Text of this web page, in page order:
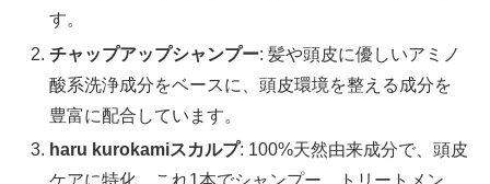
す。
チャップアップシャンプー: 髪や頭皮に優しいアミノ
酸系洗浄成分をベースに、頭皮環境を整える成分を
豊富に配合しています。
haru kurokamiスカルプ: 100%天然由来成分で、頭皮
ケアに特化。これ1本でシャンプー、トリートメン